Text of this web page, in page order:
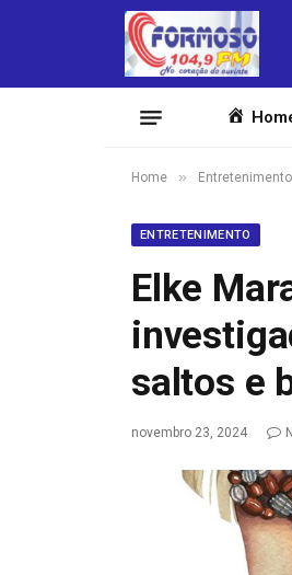
Home » Entretenimento
ENTRETENIMENTO
Elke
saltos e
novembro 23, 2024